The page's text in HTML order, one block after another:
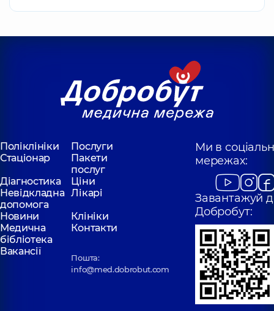
Поліклініки
Послуги
Стаціонар
Пакети
послуг
Діагностика
Ціни
Невідкладна
допомога
Лікарі
Новини
Клініки
Медична
бібліотека
Контакти
Вакансії
Пошта:
info@med.dobrobut.com
Ми в
мережах:
Завантажуй
Добробут: